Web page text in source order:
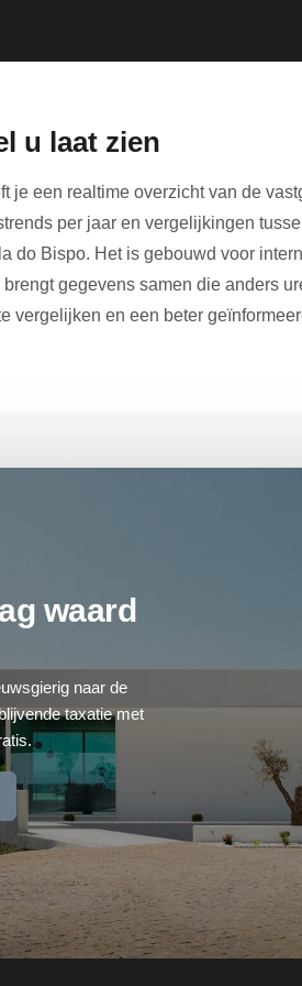
u laat zien
je een realtime overzicht van de
per jaar en vergelijkingen
do Bispo. Het is gebouwd voor
gegevens samen die anders
vergelijken en een beter
waard
naar de
taxatie met